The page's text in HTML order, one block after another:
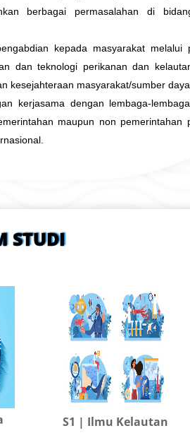
berbagai permasalahan di
kepada masyarakat melalui
dan teknologi perikanan dan
kesejahteraan masyarakat/sumber daya
kerjasama dengan lembaga-
maupun non pemerintahan
STUDI
S1 | Ilmu Kelautan